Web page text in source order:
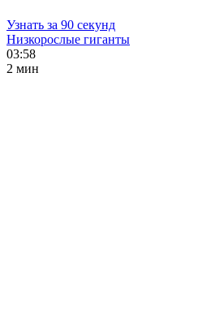
Узнать за 90 секунд
Низкорослые гиганты
03:58
2 мин